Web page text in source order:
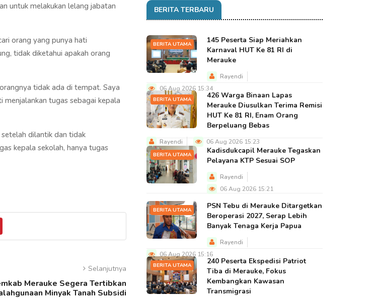
untuk melakukan lelang jabatan
orang yang punya hati
tidak diketahui apakah orang
tidak ada di tempat. Saya
menjalankan tugas sebagai kepala
dilantik dan tidak
kepala sekolah, hanya tugas
Selanjutnya
Merauke Segera Tertibkan
Minyak Tanah Subsidi
BERITA TERBARU
BERITA UTAMA
145 Peserta Siap Meriahkan
Karnaval HUT Ke 81 RI di
Merauke
Rayendi
06 Aug 2026 15:34
BERITA UTAMA
426 Warga Binaan Lapas
Merauke Diusulkan Terima Remisi
HUT Ke 81 RI, Enam Orang
Berpeluang Bebas
Rayendi 06 Aug 2026 15:23
BERITA UTAMA
Kadisdukcapil Merauke Tegaskan
Pelayana KTP Sesuai SOP
Rayendi
06 Aug 2026 15:21
BERITA UTAMA
PSN Tebu di Merauke Ditargetkan
Beroperasi 2027, Serap Lebih
Banyak Tenaga Kerja Papua
Rayendi
06 Aug 2026 15:16
BERITA UTAMA
240 Peserta Ekspedisi Patriot
Tiba di Merauke, Fokus
Kembangkan Kawasan
Transmigrasi